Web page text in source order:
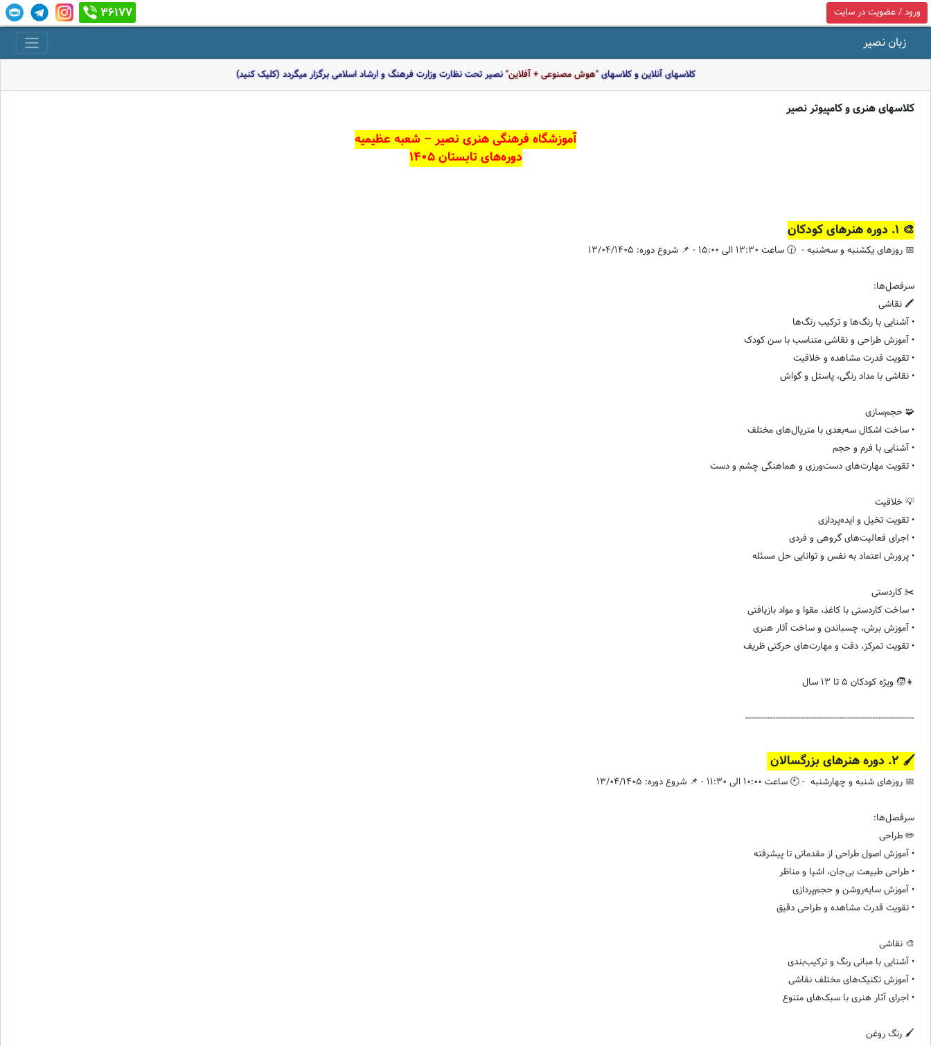
ورود / عضویت در سایت 36177
زبان نصیر
کلاسهای آنلاین و کلاسهای"هوش مصنوعی + آفلاین"نصیر تحت نظارت وزارت فرهنگ و ارشاد اسلامی برگزار میگردد (کلیک کنید)
کلاسهای هنری و کامپیوتر نصیر
آموزشگاه فرهنگی هنری نصیر – شعبه عظیمیه
دوره‌های تابستان ۱۴۰۵
🎨 ۱. دوره هنرهای کودکان
📅 روزهای یکشنبه و سه‌شنبه - 🕜 ساعت 13:30 الی 15:00 - 📌 شروع دوره: 13/04/1405
سرفصل‌ها:
🖍️ نقاشی
• آشنایی با رنگ‌ها و ترکیب رنگ‌ها
• آموزش طراحی و نقاشی متناسب با سن کودک
• تقویت قدرت مشاهده و خلاقیت
• نقاشی با مداد رنگی، پاستل و گواش
🧩 حجم‌سازی
• ساخت اشکال سه‌بعدی با متریال‌های مختلف
• آشنایی با فرم و حجم
• تقویت مهارت‌های دست‌ورزی و هماهنگی چشم و دست
💡 خلاقیت
• تقویت تخیل و ایده‌پردازی
• اجرای فعالیت‌های گروهی و فردی
• پرورش اعتماد به نفس و توانایی حل مسئله
✂️ کاردستی
• ساخت کاردستی با کاغذ، مقوا و مواد بازیافتی
• آموزش برش، چسباندن و ساخت آثار هنری
• تقویت تمرکز، دقت و مهارت‌های حرکتی ظریف
👧🧒 ویژه کودکان 5 تا 13 سال
-------------------------------------------------------------
🖌️ ۲. دوره هنرهای بزرگسالان
📅 روزهای شنبه و چهارشنبه - 🕙 ساعت 10:00 الی 11:30 - 📌 شروع دوره: 13/04/1405
سرفصل‌ها:
✏️ طراحی
• آموزش اصول طراحی از مقدماتی تا پیشرفته
• طراحی طبیعت بی‌جان، اشیا و مناظر
• آموزش سایه‌روشن و حجم‌پردازی
• تقویت قدرت مشاهده و طراحی دقیق
🎨 نقاشی
• آشنایی با مبانی رنگ و ترکیب‌بندی
• آموزش تکنیک‌های مختلف نقاشی
• اجرای آثار هنری با سبک‌های متنوع
🖌️ رنگ روغن